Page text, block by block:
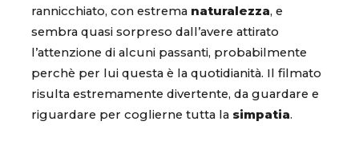
rannicchiato, con estrema naturalezza, e
sembra quasi sorpreso dall’avere attirato
l’attenzione di alcuni passanti, probabilmente
perchè per lui questa è la quotidianità. Il filmato
risulta estremamente divertente, da guardare e
riguardare per coglierne tutta la simpatia.